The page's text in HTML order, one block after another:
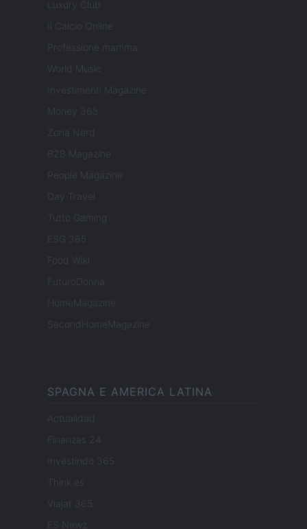
Luxury Club
Il Calcio Online
Professione mamma
World Music
Investimenti Magazine
Money 365
Zona Nerd
B2B Magazine
People Magazine
Day Travel
Tutto Gaming
ESG 365
Food Wiki
FuturoDonna
HomeMagazine
SecondHomeMagazine
SPAGNA E AMERICA LATINA
Actualidad
Finanzas 24
Investindo 365
Think.es
Viajar 365
ES Newz